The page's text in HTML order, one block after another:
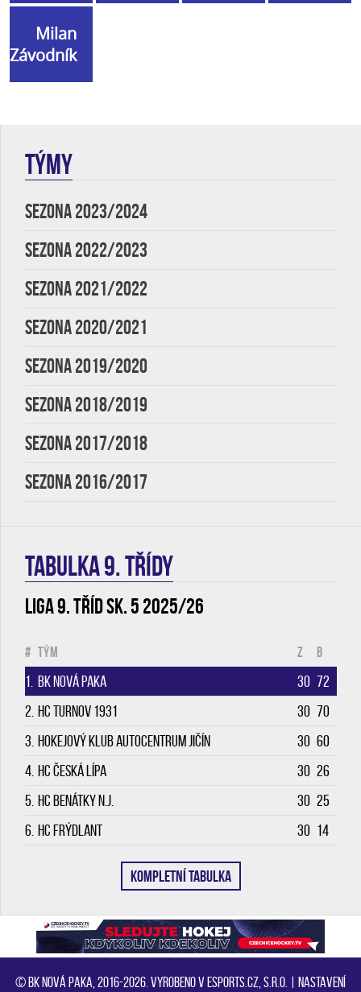
Milan
Závodník
TÝMY
SEZONA 2023/2024
SEZONA 2022/2023
SEZONA 2021/2022
SEZONA 2020/2021
SEZONA 2019/2020
SEZONA 2018/2019
SEZONA 2017/2018
SEZONA 2016/2017
TABULKA 9. třídy
Liga 9. tříd sk. 5 2025/26
# Tým Z B
1. BK Nová Paka 30 72
2. HC Turnov 1931 30 70
3. Hokejový klub Autocentrum Jičín 30 60
4. HC Česká Lípa 30 26
5. HC Benátky n.J. 30 25
6. HC Frýdlant 30 14
KOMPLETNÍ TABULKA
© BK Nová Paka, 2016-2026. Vyrobeno v eSports.cz, s.r.o. | Nastavení